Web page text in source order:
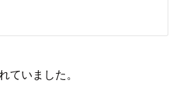
ていました。